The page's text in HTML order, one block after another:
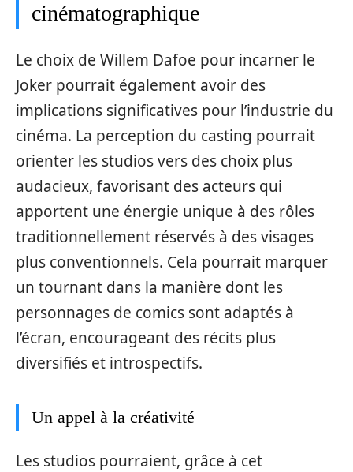
cinématographique
Le choix de Willem Dafoe pour incarner le
Joker pourrait également avoir des
implications significatives pour l’industrie du
cinéma. La perception du casting pourrait
orienter les studios vers des choix plus
audacieux, favorisant des acteurs qui
apportent une énergie unique à des rôles
traditionnellement réservés à des visages
plus conventionnels. Cela pourrait marquer
un tournant dans la manière dont les
personnages de comics sont adaptés à
l’écran, encourageant des récits plus
diversifiés et introspectifs.
Un appel à la créativité
Les studios pourraient, grâce à cet